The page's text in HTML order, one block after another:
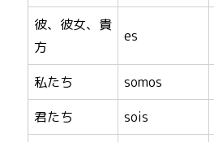
彼、彼女、貴
方
es
私たち somos
君たち
sois